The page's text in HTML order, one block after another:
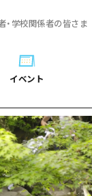
・学校関係者の皆さま
り
島市周辺
芸
後
イベント
画でご紹介！
ド